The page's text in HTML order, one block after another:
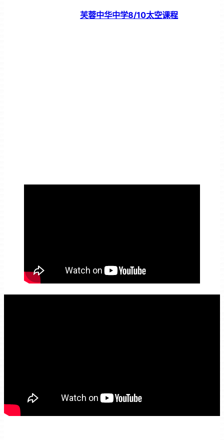
芙蓉中华中学8/10太空课程